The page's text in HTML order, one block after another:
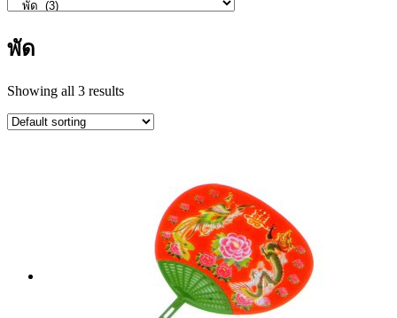
พัด
Showing all 3 results